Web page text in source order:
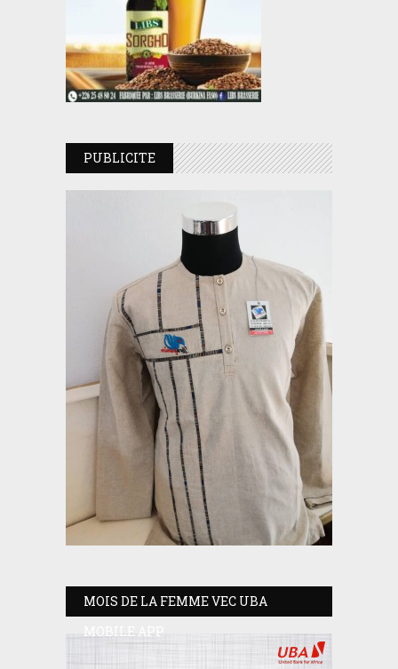
PUBLICITE
MOIS DE LA FEMME VEC UBA
MOBILE APP